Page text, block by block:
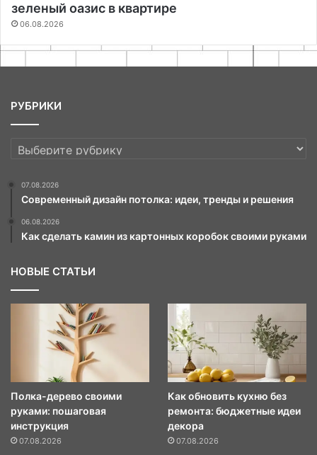
зеленый оазис в квартире
06.08.2026
РУБРИКИ
РУБРИКИ
07.08.2026
Современный дизайн потолка: идеи, тренды и решения
06.08.2026
Как сделать камин из картонных коробок своими руками
НОВЫЕ СТАТЬИ
Полка-дерево своими
руками: пошаговая
инструкция
07.08.2026
Как обновить кухню без
ремонта: бюджетные идеи
декора
07.08.2026